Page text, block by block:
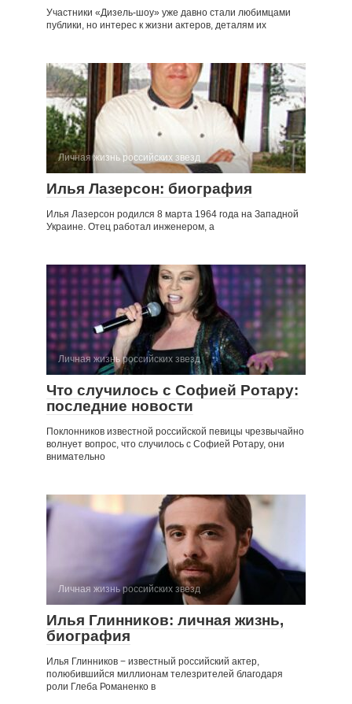
Участники «Дизель-шоу» уже давно стали любимцами
публики, но интерес к жизни актеров, деталям их
Личная жизнь российских звезд
Илья Лазерсон: биография
Илья Лазерсон родился 8 марта 1964 года на Западной
Украине. Отец работал инженером, а
Личная жизнь российских звезд
Что случилось с Софией Ротару:
последние новости
Поклонников известной российской певицы чрезвычайно
волнует вопрос, что случилось с Софией Ротару, они
внимательно
Личная жизнь российских звезд
Илья Глинников: личная жизнь,
биография
Илья Глинников − известный российский актер,
полюбившийся миллионам телезрителей благодаря
роли Глеба Романенко в